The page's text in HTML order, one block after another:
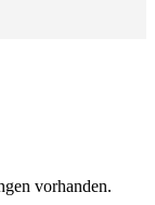
vorhanden.